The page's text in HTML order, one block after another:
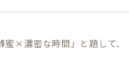
×濃密な時間」と題して